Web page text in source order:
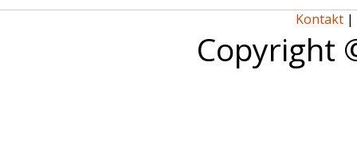
Kontakt |
Copyright